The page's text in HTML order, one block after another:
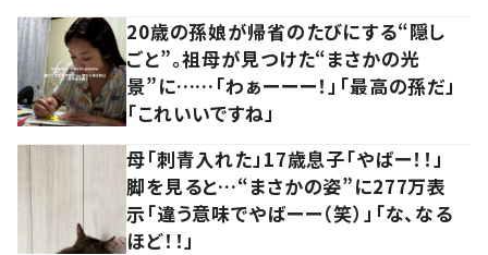
20歳の孫娘が帰省のたびにする“隠し
ごと”。祖母が見つけた“まさかの光
景”に……「わぁーーー！」「最高の孫だ」
「これいいですね」
母「刺青入れた」17歳息子「やばー！！」
脚を見ると…“まさかの姿”に277万表
示「違う意味でやばーー（笑）」「な、なる
ほど！！」